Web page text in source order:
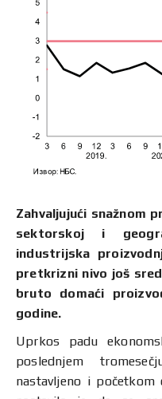
Zahvaljujući snažnom
sektorskoj i
industrijska
pretkrizni nivo još
bruto domaći
godine.
Uprkos padu
poslednjem
nastavljeno i početkom